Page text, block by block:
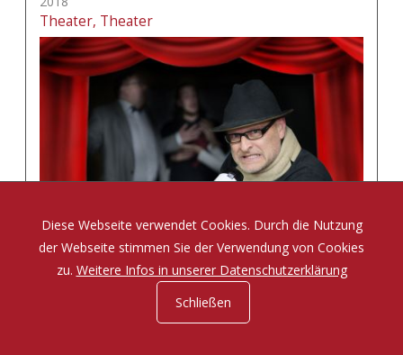
Theater, Theater
Eine Komödie von Tom Müller und Sabine Misiorny
Diese Webseite verwendet Cookies. Durch die Nutzung
der Webseite stimmen Sie der Verwendung von Cookies
zu. Weitere Infos in unserer Datenschutzerklärung
Schließen